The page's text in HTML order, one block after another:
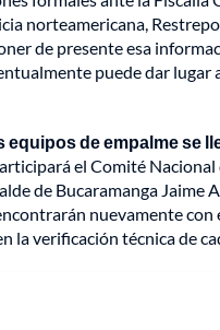
norteamericana,
de presente esa
puede dar lugar
de empalme se
el Comité Nacional
de Bucaramanga Jaime
nuevamente
la verificación técnica de